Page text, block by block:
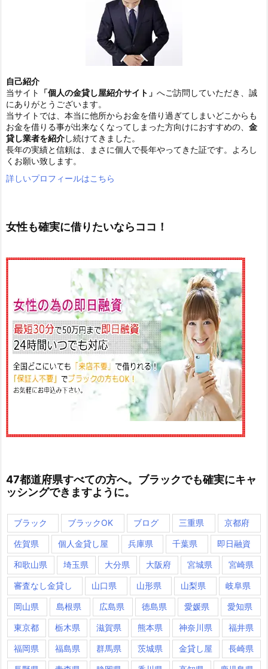
自己紹介
当サイト
「個人の金貸し屋紹介サイト」 へご訪問していただき、誠
にありがとうございます。
当サイトでは、本当に他所からお金を借り過ぎてしまいどこからも
お金を借りる事が出来なくなってしまった方向けにおすすめの、 金
貸し業者を紹介し続けてきました。
長年の実績と信頼は、まさに個人で長年やってきた証です。よろし
くお願い致します。
詳しいプロフィールはこちら
女性も確実に借りたいならココ！
47都道府県すべての方へ。ブラックでも確実にキャ
ッシングできますように。
ブラック ブラックOK ブログ 三重県 京都府
佐賀県 個人金貸し屋 兵庫県 千葉県 即日融資
和歌山県 埼玉県 大分県 大阪府 宮城県 宮崎県
審査なし金貸し 山口県 山形県 山梨県 岐阜県
岡山県 島根県 広島県 徳島県 愛媛県 愛知県
東京都 栃木県 滋賀県 熊本県 神奈川県 福井県
福岡県 福島県 群馬県 茨城県 金貸し屋 長崎県